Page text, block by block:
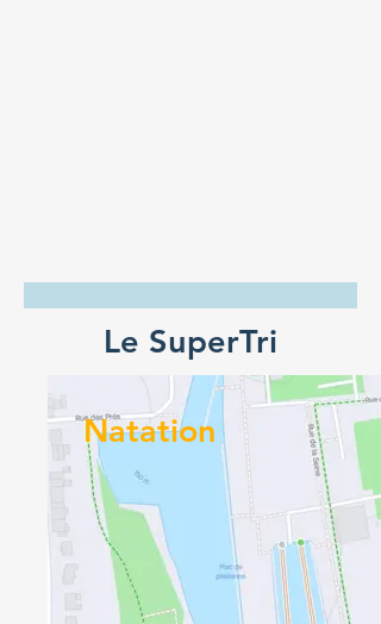
Le SuperTri
Natation